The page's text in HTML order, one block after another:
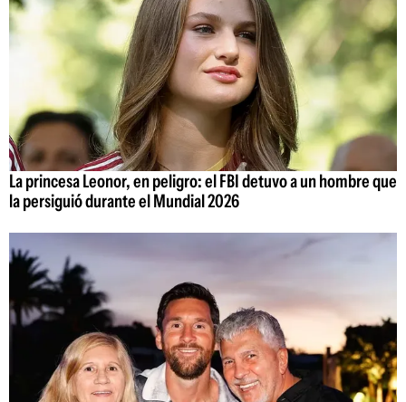
La princesa Leonor, en peligro: el FBI detuvo a un hombre que
la persiguió durante el Mundial 2026